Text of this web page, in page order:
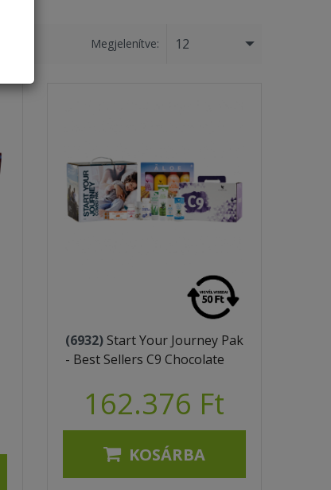
Megjelenítve: 12
(6932) Start Your Journey Pak
- Best Sellers C9 Chocolate
162.376 Ft
KOSÁRBA